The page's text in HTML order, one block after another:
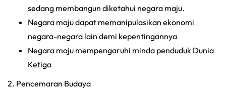
sedang membangun diketahui negara maju.
Negara maju dapat memanipulasikan ekonomi
negara-negara lain demi kepentingannya
Negara maju mempengaruhi minda penduduk Dunia
Ketiga
2. Pencemaran Budaya